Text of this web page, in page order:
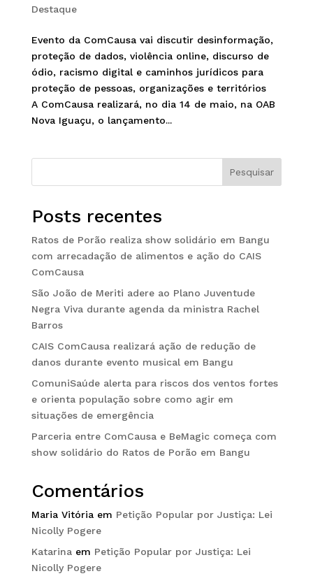
Destaque
Evento da ComCausa vai discutir desinformação,
proteção de dados, violência online, discurso de
ódio, racismo digital e caminhos jurídicos para
proteção de pessoas, organizações e territórios
A ComCausa realizará, no dia 14 de maio, na OAB
Nova Iguaçu, o lançamento...
Pesquisar
Posts recentes
Ratos de Porão realiza show solidário em Bangu
com arrecadação de alimentos e ação do CAIS
ComCausa
São João de Meriti adere ao Plano Juventude
Negra Viva durante agenda da ministra Rachel
Barros
CAIS ComCausa realizará ação de redução de
danos durante evento musical em Bangu
ComuniSaúde alerta para riscos dos ventos fortes
e orienta população sobre como agir em
situações de emergência
Parceria entre ComCausa e BeMagic começa com
show solidário do Ratos de Porão em Bangu
Comentários
Maria Vitóriaem Petição Popular por Justiça: Lei
Nicolly Pogere
Katarinaem Petição Popular por Justiça: Lei
Nicolly Pogere